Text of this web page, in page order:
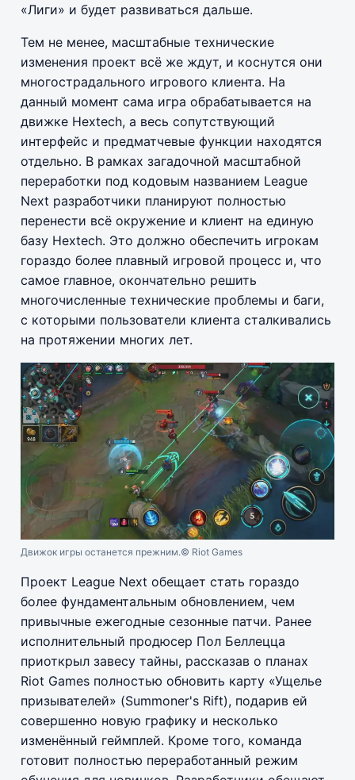
«Лиги» и будет развиваться дальше.
Тем не менее, масштабные технические
изменения проект всё же ждут, и коснутся они
многострадального игрового клиента. На
данный момент сама игра обрабатывается на
движке Hextech, а весь сопутствующий
интерфейс и предматчевые функции находятся
отдельно. В рамках загадочной масштабной
переработки под кодовым названием League
Next разработчики планируют полностью
перенести всё окружение и клиент на единую
базу Hextech. Это должно обеспечить игрокам
гораздо более плавный игровой процесс и, что
самое главное, окончательно решить
многочисленные технические проблемы и баги,
с которыми пользователи клиента сталкивались
на протяжении многих лет.
Движок игры останется прежним.© Riot Games
Проект League Next обещает стать гораздо
более фундаментальным обновлением, чем
привычные ежегодные сезонные патчи. Ранее
исполнительный продюсер Пол Беллецца
приоткрыл завесу тайны, рассказав о планах
Riot Games полностью обновить карту «Ущелье
призывателей» (Summoner's Rift), подарив ей
совершенно новую графику и несколько
изменённый геймплей. Кроме того, команда
готовит полностью переработанный режим